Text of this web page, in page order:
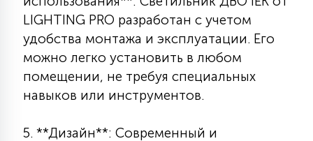
LIGHTING PRO разработан с учетом
удобства монтажа и эксплуатации. Его
можно легко установить в любом
помещении, не требуя специальных
навыков или инструментов.
5. **Дизайн**: Современный и